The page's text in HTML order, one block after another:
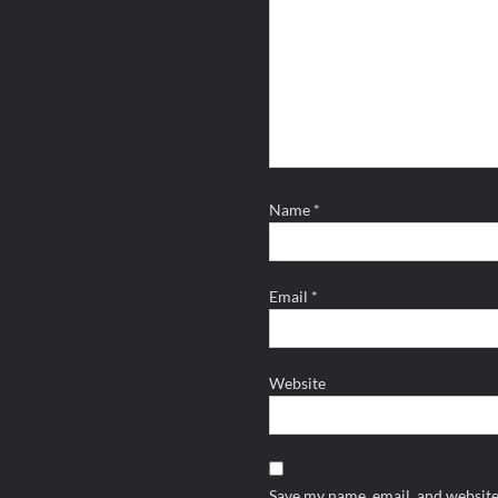
Name *
Email *
Website